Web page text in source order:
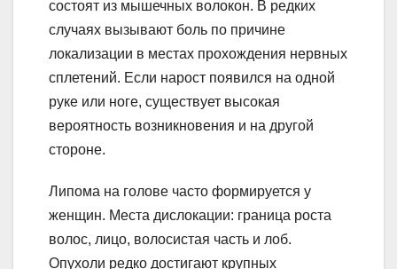
состоят из мышечных волокон. В редких
случаях вызывают боль по причине
локализации в местах прохождения нервных
сплетений. Если нарост появился на одной
руке или ноге, существует высокая
вероятность возникновения и на другой
стороне.
Липома на голове часто формируется у
женщин. Места дислокации: граница роста
волос, лицо, волосистая часть и лоб.
Опухоли редко достигают крупных